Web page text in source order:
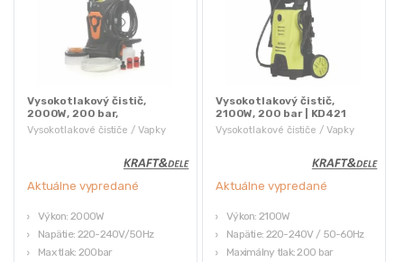
Vysokotlakové čističe / Vapky
Vysokotlakový čistič,
2000W, 200 bar,
Kraft&Dele | KD446
Aktuálne vypredané
Výkon: 2000W
Napätie: 220-240V/50Hz
Max tlak: 200bar
Vysokotlakové čističe / Vapky
Vysokotlakový čistič,
2100W, 200 bar | KD421
Aktuálne vypredané
Výkon: 2100W
Napätie: 220-240V / 50-60Hz
Maximálny tlak: 200 bar